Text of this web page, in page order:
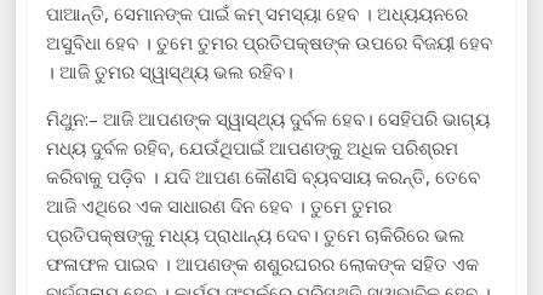
ପାଆନ୍ତି, ସେମାନଙ୍କ ପାଇଁ କମ୍ ସମସ୍ୟା ହେବ । ଅଧ୍ୟୟନରେ
ଅସୁବିଧା ହେବ । ତୁମେ ତୁମର ପ୍ରତିପକ୍ଷଙ୍କ ଉପରେ ବିଜୟୀ ହେବ
। ଆଜି ତୁମର ସ୍ୱାସ୍ଥ୍ୟ ଭଲ ରହିବ।
ମିଥୁନ:– ଆଜି ଆପଣଙ୍କ ସ୍ୱାସ୍ଥ୍ୟ ଦୁର୍ବଳ ହେବ। ସେହିପରି ଭାଗ୍ୟ
ମଧ୍ୟ ଦୁର୍ବଳ ରହିବ, ଯେଉଁଥିପାଇଁ ଆପଣଙ୍କୁ ଅଧିକ ପରିଶ୍ରମ
କରିବାକୁ ପଡ଼ିବ । ଯଦି ଆପଣ କୌଣସି ବ୍ୟବସାୟ କରନ୍ତି, ତେବେ
ଆଜି ଏଥିରେ ଏକ ସାଧାରଣ ଦିନ ହେବ । ତୁମେ ତୁମର
ପ୍ରତିପକ୍ଷଙ୍କୁ ମଧ୍ୟ ପ୍ରାଧାନ୍ୟ ଦେବ। ତୁମେ ଚାକିରିରେ ଭଲ
ଫଳାଫଳ ପାଇବ । ଆପଣଙ୍କ ଶଶୁରଘରର ଲୋକଙ୍କ ସହିତ ଏକ